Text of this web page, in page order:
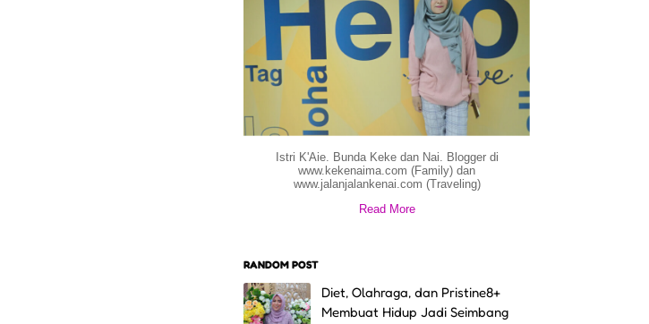
Istri K'Aie. Bunda Keke dan Nai. Blogger di
www.kekenaima.com (Family) dan
www.jalanjalankenai.com (Traveling)
Read More
RANDOM POST
Diet, Olahraga, dan Pristine8+
Membuat Hidup Jadi Seimbang